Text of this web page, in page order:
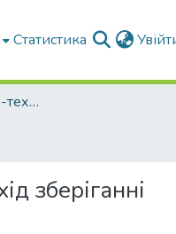
Статистика
Факультет Механіко-технологічний
зберіганні